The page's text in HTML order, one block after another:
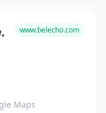
www.belecho.com
Maps